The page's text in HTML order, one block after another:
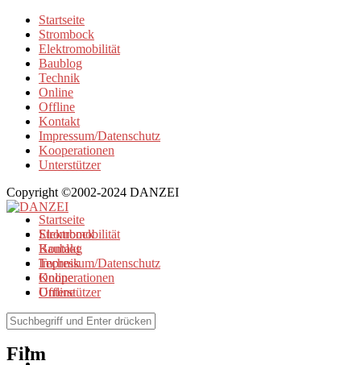
Startseite
Strombock
Elektromobilität
Baublog
Technik
Online
Offline
Kontakt
Impressum/Datenschutz
Kooperationen
Unterstützer
Copyright ©2002-2024 DANZEI
Startseite
Strombock
Kontakt
Impressum/Datenschutz
Kooperationen
Unterstützer
Elektromobilität
Baublog
Technik
Online
Offline
Browse Tag
Film